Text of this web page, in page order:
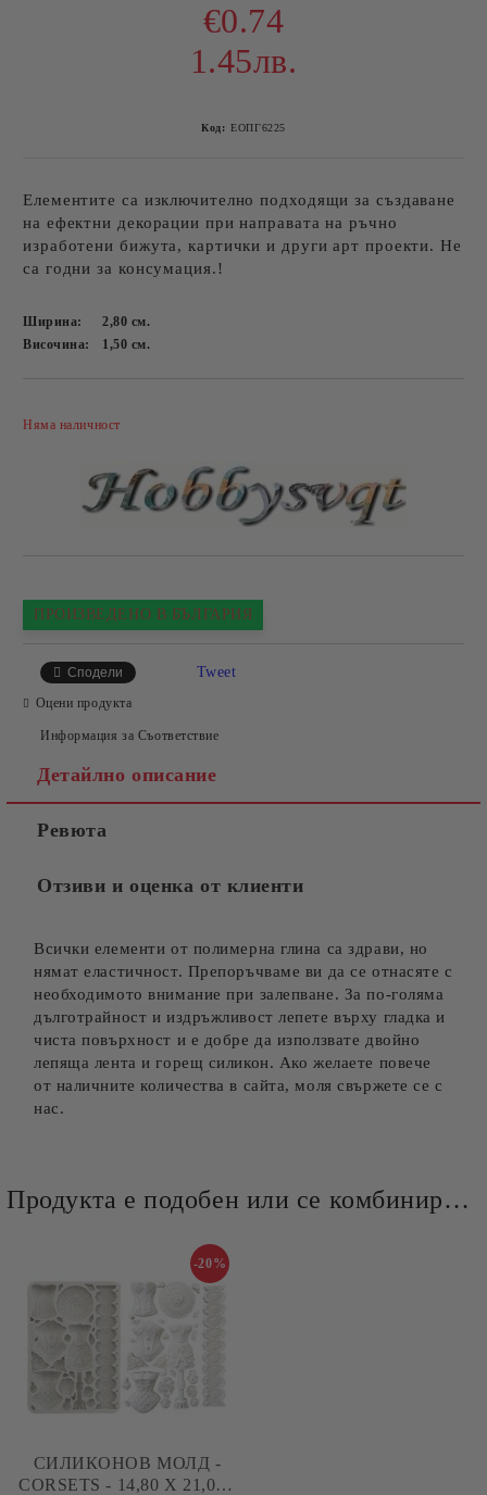
€0.74
1.45лв.
Код: ЕОПГ6225
Елементите са изключително подходящи за създаване
на ефектни декорации при направата на ръчно
изработени бижута, картички и други арт проекти. Не
са годни за консумация.!
Ширина: 2,80 см.
Височина:
1,50 см.
Няма наличност
ПРОИЗВЕДЕНО В БЪЛГАРИЯ
Сподели Tweet
Оцени продукта
Информация за Съответствие
Детайлно описание
Ревюта
Отзиви и оценка от клиенти
Всички елементи от полимерна глина са здрави, но
нямат еластичност. Препоръчваме ви да се отнасяте с
необходимото внимание при залепване. За по-голяма
дълготрайност и издръжливост лепете върху гладка и
чиста повърхност и е добре да използвате двойно
лепяща лента и горещ силикон. Ако желаете повече
от наличните количества в сайта, моля свържете се с
нас.
Продукта е подобен или се комбинира добре и със следните продукти :
СИЛИКОНОВ МОЛД -
CORSETS - 14,80 Х 21,00 -
-20%